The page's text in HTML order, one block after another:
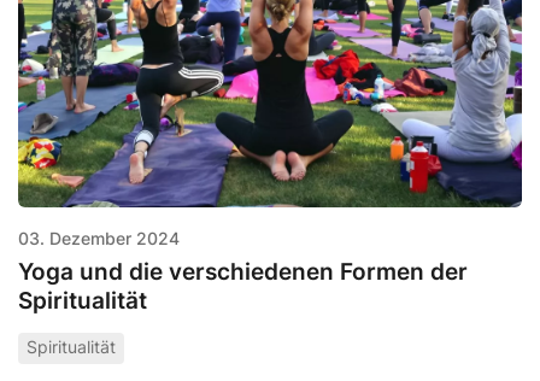
03. Dezember 2024
Yoga und die verschiedenen Formen der
Spiritualität
Spiritualität